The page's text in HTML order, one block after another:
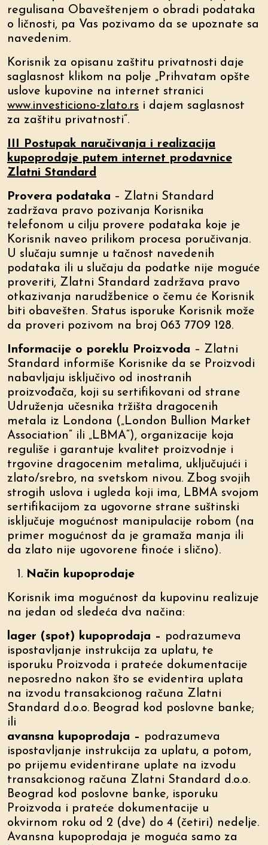
regulisana Obaveštenjem o obradi podataka
o ličnosti, pa Vas pozivamo da se upoznate sa
navedenim.
Korisnik za opisanu zaštitu privatnosti daje
saglasnost klikom na polje „Prihvatam opšte
uslove kupovine na internet stranici
www.investiciono-zlato.rs i dajem saglasnost
za zaštitu privatnosti“.
III Postupak naručivanja i realizacija
kupoprodaje putem internet prodavnice
Zlatni Standard
Provera podataka – Zlatni Standard
zadržava pravo pozivanja Korisnika
telefonom u cilju provere podataka koje je
Korisnik naveo prilikom procesa poručivanja.
U slučaju sumnje u tačnost navedenih
podataka ili u slučaju da podatke nije moguće
proveriti, Zlatni Standard zadržava pravo
otkazivanja narudžbenice o čemu će Korisnik
biti obavešten. Status isporuke Korisnik može
da proveri pozivom na broj 063 7709 128.
Informacije o poreklu Proizvoda – Zlatni
Standard informiše Korisnike da se Proizvodi
nabavljaju isključivo od inostranih
proizvođača, koji su sertifikovani od strane
Udruženja učesnika tržišta dragocenih
metala iz Londona („London Bullion Market
Association“ ili „LBMA“), organizacije koja
reguliše i garantuje kvalitet proizvodnje i
trgovine dragocenim metalima, uključujući i
zlato/srebro, na svetskom nivou. Zbog svojih
strogih uslova i ugleda koji ima, LBMA svojom
sertifikacijom za ugovorne strane suštinski
isključuje mogućnost manipulacije robom (na
primer mogućnost da je gramaža manja ili
da zlato nije ugovorene finoće i slično).
Način kupoprodaje
Korisnik ima mogućnost da kupovinu realizuje
na jedan od sledeća dva načina:
lager (spot) kupoprodaja – podrazumeva
ispostavljanje instrukcija za uplatu, te
isporuku Proizvoda i prateće dokumentacije
neposredno nakon što se evidentira uplata
na izvodu transakcionog računa Zlatni
Standard d.o.o. Beograd kod poslovne banke;
ili
avansna kupoprodaja – podrazumeva
ispostavljanje instrukcija za uplatu, a potom,
po prijemu evidentirane uplate na izvodu
transakcionog računa Zlatni Standard d.o.o.
Beograd kod poslovne banke, isporuku
Proizvoda i prateće dokumentacije u
okvirnom roku od 2 (dve) do 4 (četiri) nedelje.
Avansna kupoprodaja je moguća samo za